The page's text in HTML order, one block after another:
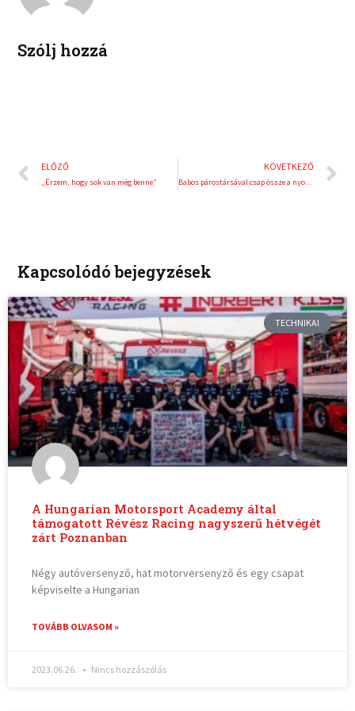
Szólj hozzá
Előző
ELŐZŐ
„Érzem, hogy sok van még benne”
KÖVETKEZŐ
Babos párostársával csap össze a nyolc között
Kapcsolódó bejegyzések
TECHNIKAI
A Hungarian Motorsport Academy által
támogatott Révész Racing nagyszerű hétvégét
zárt Poznanban
Négy autóversenyző, hat motorversenyző és egy csapat
képviselte a Hungarian
TOVÁBB OLVASOM »
2023.06.26. Nincs hozzászólás